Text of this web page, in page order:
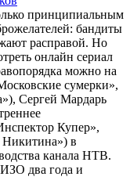
принципиальным
бандиты
расправой. Но
онлайн сериал
можно на
сумерки»,
Сергей Мардарь
Купер»,
Никитина») в
канала НТВ.
два года и